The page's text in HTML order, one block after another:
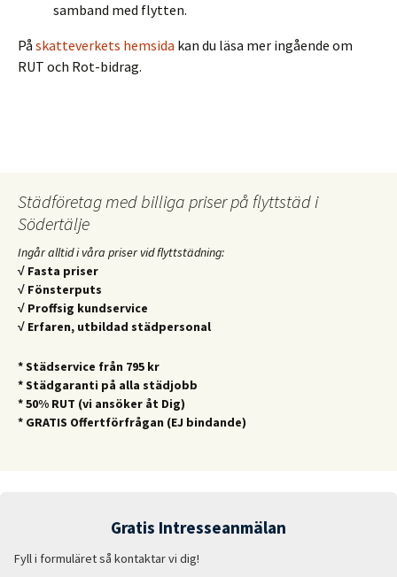
samband med flytten.
På skatteverkets hemsida kan du läsa mer ingående om
RUT och Rot-bidrag.
Städföretag med billiga priser på flyttstäd i
Södertälje
Ingår alltid i våra priser vid flyttstädning:
√ Fasta priser
√ Fönsterputs
√ Proffsig kundservice
√ Erfaren, utbildad städpersonal
* Städservice från 795 kr
* Städgaranti på alla städjobb
* 50% RUT (vi ansöker åt Dig)
* GRATIS Offertförfrågan (EJ bindande)
Gratis Intresseanmälan
Fyll i formuläret så kontaktar vi dig!